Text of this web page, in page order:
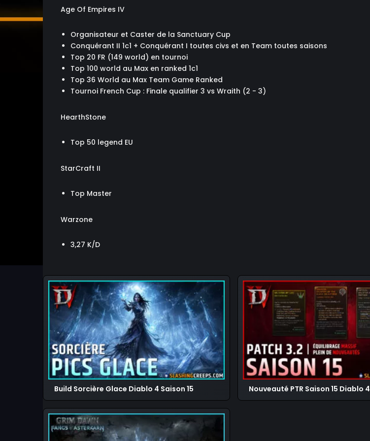
Age Of Empires IV
Organisateur et Caster de la Sanctuary Cup
Conquérant II 1c1 + Conquérant I toutes civs et en Team toutes saisons
Top 20 FR (149 world) en tournoi
Top 100 world au Max en ranked 1c1
Top 36 World au Max Team Game Ranked
Tournoi French Cup : Finale qualifier 3 vs Wraith (2 - 3)
HearthStone
Top 50 legend EU
StarCraft II
Top Master
Warzone
3,27 K/D
Build Sorcière Glace Diablo 4 Saison 15 Nouveauté PTR Saison 15 Diablo 4